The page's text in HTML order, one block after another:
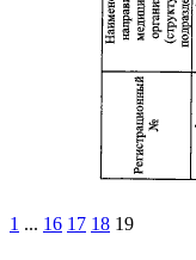
1 ... 16 17 18 19